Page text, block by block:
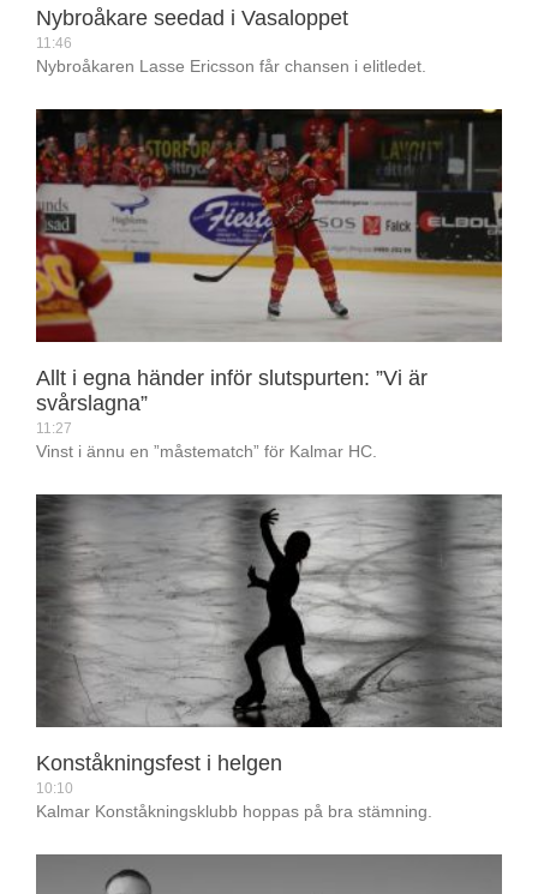
Nybroåkare seedad i Vasaloppet
11:46
Nybroåkaren Lasse Ericsson får chansen i elitledet.
Allt i egna händer inför slutspurten: ”Vi är
svårslagna”
11:27
Vinst i ännu en ”måstematch” för Kalmar HC.
Konståkningsfest i helgen
10:10
Kalmar Konståkningsklubb hoppas på bra stämning.